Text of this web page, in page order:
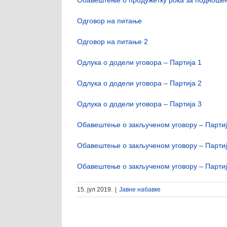
Одговор на питање
Одговор на питање 2
Одлука о додели уговора – Партија 1
Одлука о додели уговора – Партија 2
Одлука о додели уговора – Партија 3
Обавештење о закљученом уговору –
Обавештење о закљученом уговору –
Обавештење о закљученом уговору –
15. јул 2019. | Јавне набавке